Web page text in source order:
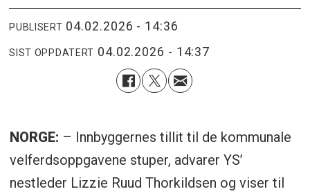
PUBLISERT 04.02.2026 - 14:36
SIST OPPDATERT 04.02.2026 - 14:37
NORGE: – Innbyggernes tillit til de kommunale
velferdsoppgavene stuper, advarer YS’
nestleder Lizzie Ruud Thorkildsen og viser til